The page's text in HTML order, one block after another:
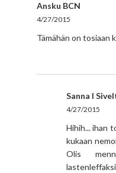
Ansku BCN
4/27/2015
Tämähän on tosiaan
Sanna I
4/27/2015
Hihih... ihan
kukaan
Olis
lastenleffaksi